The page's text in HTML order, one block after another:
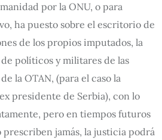
por la ONU, o para
ha puesto sobre el escritorio de
de los propios imputados, la
políticos y militares de las
la OTAN, (para el caso la
presidente de Serbia), con lo
pero en tiempos futuros
prescriben jamás, la justicia podrá